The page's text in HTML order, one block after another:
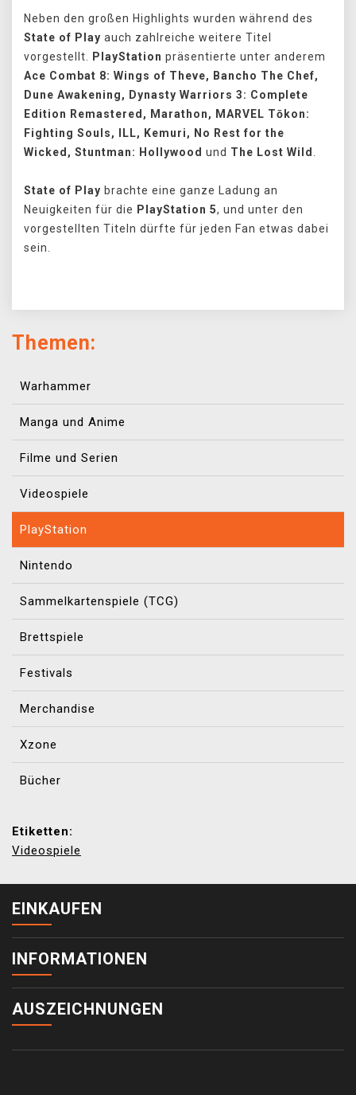
Neben den großen Highlights wurden während des
State of Play auch zahlreiche weitere Titel
vorgestellt.
PlayStation präsentierte unter anderem
Ace Combat 8: Wings of Theve, Bancho The Chef,
Dune Awakening, Dynasty Warriors 3: Complete
Edition Remastered, Marathon, MARVEL Tōkon:
Fighting Souls, ILL, Kemuri, No Rest for the
Wicked, Stuntman: Hollywood und The Lost Wild
State of Play brachte eine ganze Ladung an
Neuigkeiten für die PlayStation 5, und unter den
vorgestellten Titeln dürfte für jeden Fan etwas dabei
sein.
Themen:
Warhammer
Manga und Anime
Filme und Serien
Videospiele
PlayStation
Nintendo
Sammelkartenspiele (TCG)
Brettspiele
Festivals
Merchandise
Xzone
Bücher
Etiketten:
Videospiele
EINKAUFEN
INFORMATIONEN
AUSZEICHNUNGEN